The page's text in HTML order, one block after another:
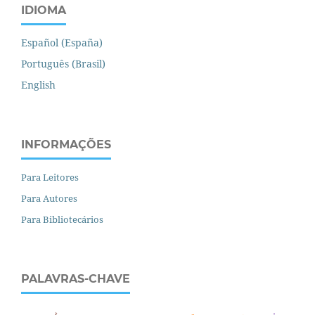
IDIOMA
Español (España)
Português (Brasil)
English
INFORMAÇÕES
Para Leitores
Para Autores
Para Bibliotecários
PALAVRAS-CHAVE